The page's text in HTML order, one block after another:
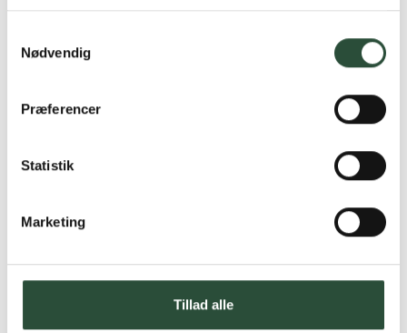
Nødvendig
Præferencer
Statistik
Marketing
Tillad alle